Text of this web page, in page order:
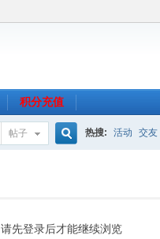
积分充值
帖子
索
热搜: 活动 交友
请先登录后才能继续浏览